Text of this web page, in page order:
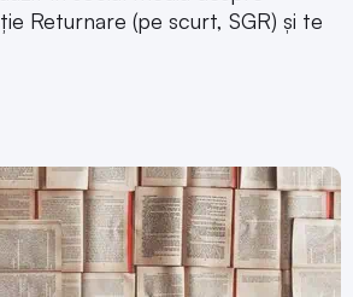
Returnare (pe scurt, SGR) și te